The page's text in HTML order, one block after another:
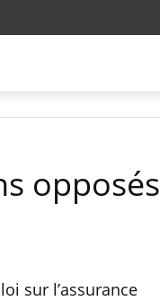
opposés
sur l’assurance